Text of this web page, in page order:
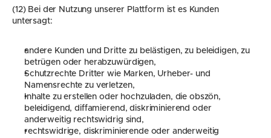
(12) Bei der Nutzung unserer Plattform ist es Kunden
untersagt:
andere Kunden und Dritte zu belästigen, zu beleidigen, zu
betrügen oder herabzuwürdigen,
Schutzrechte Dritter wie Marken, Urheber- und
Namensrechte zu verletzen,
Inhalte zu erstellen oder hochzuladen, die obszön,
beleidigend, diffamierend, diskriminierend oder
anderweitig rechtswidrig sind,
rechtswidrige, diskriminierende oder anderweitig